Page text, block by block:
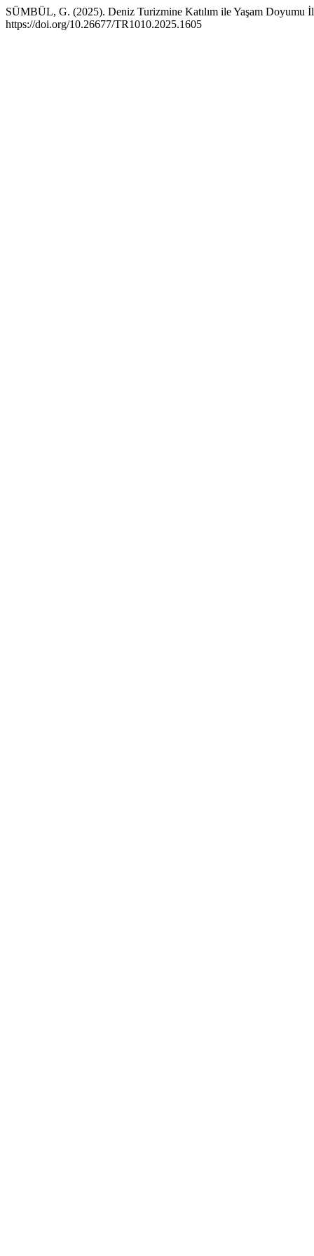
SÜMBÜL, G. (2025). Deniz Turizmine Katılım ile Yaşam Doyumu
https://doi.org/10.26677/TR1010.2025.1605